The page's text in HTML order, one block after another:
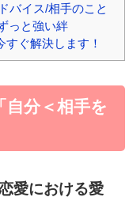
バイス/相手のこと
っと強い絆
すぐ解決します！
分＜相手を
愛における愛